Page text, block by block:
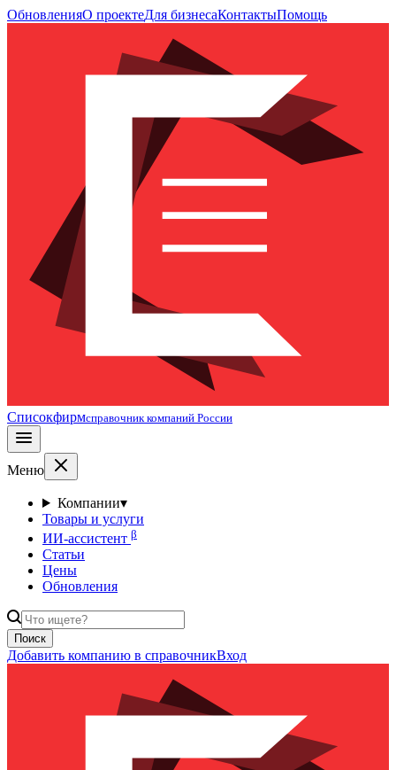
ОбновленияО проектеДля бизнесаКонтактыПомощь
Списокфирмсправочник компаний России
Меню
Компании▾
Товары и услуги
ИИ-ассистент β
Статьи
Цены
Обновления
Поиск
Добавить компанию в справочникВход